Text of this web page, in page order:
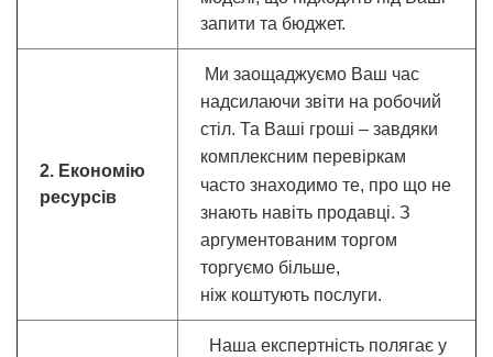
запити та бюджет.
2. Економію
ресурсів
Ми заощаджуємо Ваш час
надсилаючи звіти на робочий
стіл. Та Ваші гроші – завдяки
комплексним перевіркам
часто знаходимо те, про що не
знають навіть продавці. З
аргументованим торгом
торгуємо більше,
ніж коштують послуги.
Наша експертність полягає у